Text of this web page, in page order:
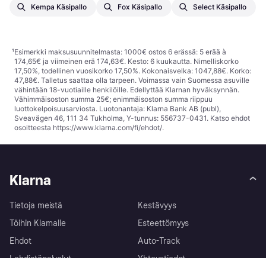
Kempa Käsipallo Fox Käsipallo Select Käsipallo
¹Esimerkki maksusuunnitelmasta: 1000€ ostos 6 erässä: 5 erää à
174,65€ ja viimeinen erä 174,63€. Kesto: 6 kuukautta. Nimelliskorko
17,50%, todellinen vuosikorko 17,50%. Kokonaisvelka: 1047,88€. Korko:
47,88€. Talletus saattaa olla tarpeen. Voimassa vain Suomessa asuville
vähintään 18-vuotiaille henkilöille. Edellyttää Klarnan hyväksynnän.
Vähimmäisoston summa 25€; enimmäisoston summa riippuu
luottokelpoisuusarviosta. Luotonantaja: Klarna Bank AB (publ),
Sveavägen 46, 111 34 Tukholma, Y-tunnus: 556737-0431. Katso ehdot
osoitteesta https://www.klarna.com/fi/ehdot/.
Klarna
Tietoja meistä
Töihin Klarnalle
Ehdot
Kestävyys
Esteettömyys
Auto-Track